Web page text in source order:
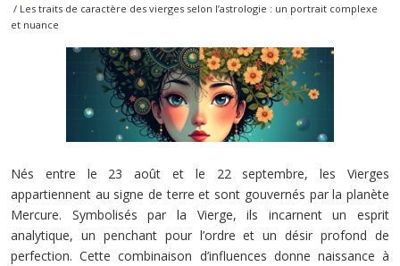
/ Les traits de caractère des vierges selon l’astrologie : un portrait complexe
et nuance
Nés entre le 23 août et le 22 septembre, les Vierges
appartiennent au signe de terre et sont gouvernés par la planète
Mercure. Symbolisés par la Vierge, ils incarnent un esprit
analytique, un penchant pour l’ordre et un désir profond de
perfection. Cette combinaison d’influences donne naissance à